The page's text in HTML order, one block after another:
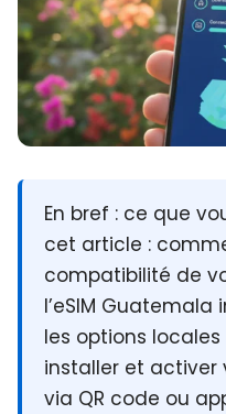
En bref : ce que
cet article :
compatibilité de
l’eSIM
les options
installer et activer
via QR code ou